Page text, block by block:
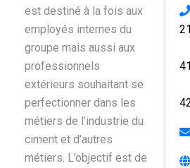
est destiné à la fois aux
employés internes du
groupe mais aussi aux
professionnels
extérieurs souhaitant se
perfectionner dans les
métiers de l’industrie du
ciment et d’autres
métiers. L’objectif est de
21